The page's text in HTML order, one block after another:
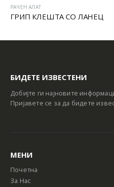
РАЧЕН АЛАТ
ГРИП КЛЕШТА СО ЛАНЕЦ
БИДЕТЕ ИЗВЕСТЕНИ
Добијте ги најновите
Пријавете се за да бидете
МЕНИ
Почетна
За Нас